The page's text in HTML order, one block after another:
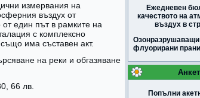
измервания на
въздух от
един път в рамките на
с комплексно
има съставен акт.
на реки и обгазяване
66 лв.
Ежедневен
качеството на
въздух в
флуорирани
Попълни